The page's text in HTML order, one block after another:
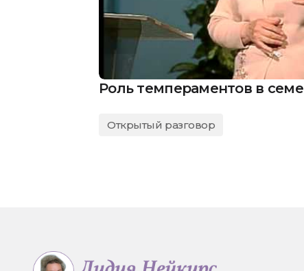
Роль темпераментов в
Открытый разговор